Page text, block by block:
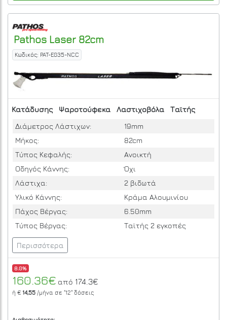
Pathos Laser 82cm
Κωδικός: PAT-E035-NCC
Κατάδυσης Ψαροτούφεκα Λαστιχοβόλα
Ταϊτής
Διάμετρος Λάστιχων:
19mm
Μήκος:
82cm
Τύπος Κεφαλής:
Ανοικτή
Οδηγός Κάννης:
Όχι
Λάστιχα:
2 βιδωτά
Υλικό Κάννης:
Κράμα Αλουμινίου
Πάχος Βέργας:
6.50mm
Τύπος Βέργας:
Ταϊτής 2 εγκοπές
Περισσότερα
8.0%
160.36€ από 174.3€
ή € 14,55 /μήνα σε "12" δόσεις